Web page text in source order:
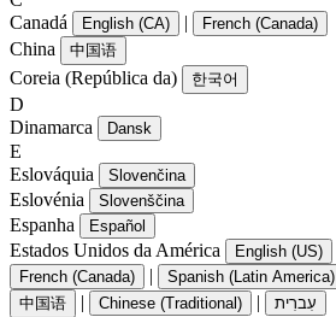
Canadá
English (CA) | French (Canada)
China 中国语
Coreia (República da) 한국어
D
Dinamarca
Dansk
E
Eslováquia
Slovenčina
Eslovénia Slovenščina
Espanha Español
Estados Unidos da América English (US)
French (Canada) | Spanish (Latin America)
中国语 | Chinese (Traditional) | עִברִית